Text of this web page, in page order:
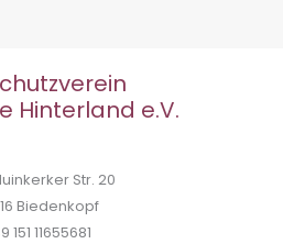
Hinterland e.V.
Str. 20
Biedenkopf
151 11655681